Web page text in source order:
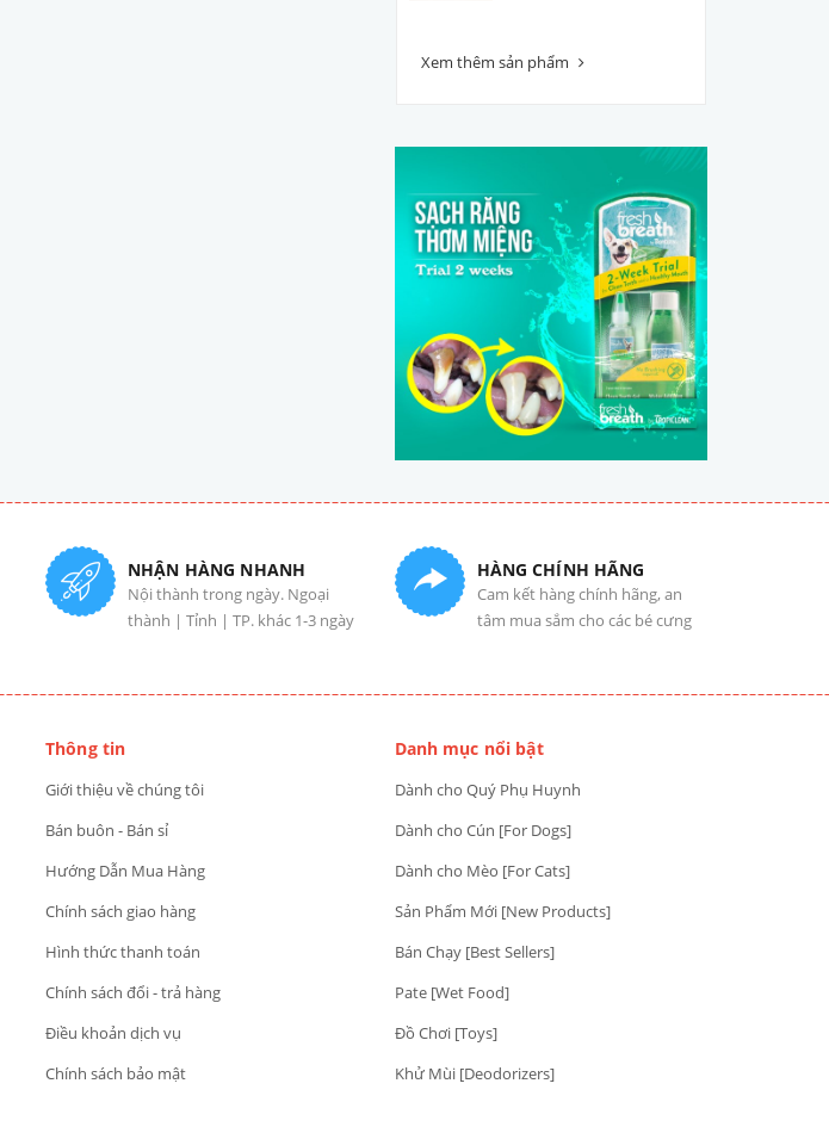
Xem thêm sản phẩm
NHẬN HÀNG NHANH
Nội thành trong ngày. Ngoại
thành | Tỉnh | TP. khác 1-3 ngày
HÀNG CHÍNH HÃNG
Cam kết hàng chính hãng, an
tâm mua sắm cho các bé cưng
Thông tin
Giới thiệu về chúng tôi
Bán buôn - Bán sỉ
Hướng Dẫn Mua Hàng
Chính sách giao hàng
Hình thức thanh toán
Chính sách đổi - trả hàng
Điều khoản dịch vụ
Chính sách bảo mật
Danh mục nổi bật
Dành cho Quý Phụ Huynh
Dành cho Cún [For Dogs]
Dành cho Mèo [For Cats]
Sản Phẩm Mới [New Products]
Bán Chạy [Best Sellers]
Pate [Wet Food]
Đồ Chơi [Toys]
Khử Mùi [Deodorizers]